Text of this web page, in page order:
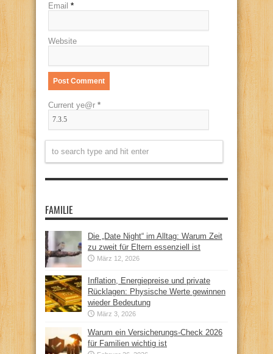
Email *
Website
Current ye@r *
FAMILIE
Die „Date Night“ im Alltag: Warum Zeit
zu zweit für Eltern essenziell ist
März 12, 2026
Inflation, Energiepreise und private
Rücklagen: Physische Werte gewinnen
wieder Bedeutung
März 3, 2026
Warum ein Versicherungs-Check 2026
für Familien wichtig ist